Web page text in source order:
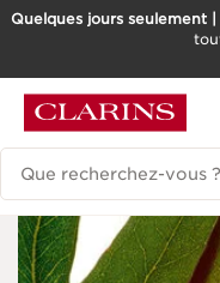
ALLER AU CONTENU
Quelques jours seulement
Historique des recherches